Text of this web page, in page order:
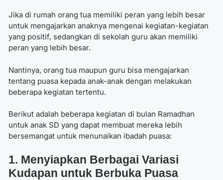
Jika di rumah orang tua memiliki peran yang lebih besar
untuk mengajarkan anaknya mengenai kegiatan-kegiatan
yang positif, sedangkan di sekolah guru akan memiliki
peran yang lebih besar.
Nantinya, orang tua maupun guru bisa mengajarkan
tentang puasa kepada anak-anak dengan melakukan
beberapa kegiatan tertentu.
Berikut adalah beberapa kegiatan di bulan Ramadhan
untuk anak SD yang dapat membuat mereka lebih
bersemangat untuk menunaikan ibadah puasa:
1. Menyiapkan Berbagai Variasi
Kudapan untuk Berbuka Puasa